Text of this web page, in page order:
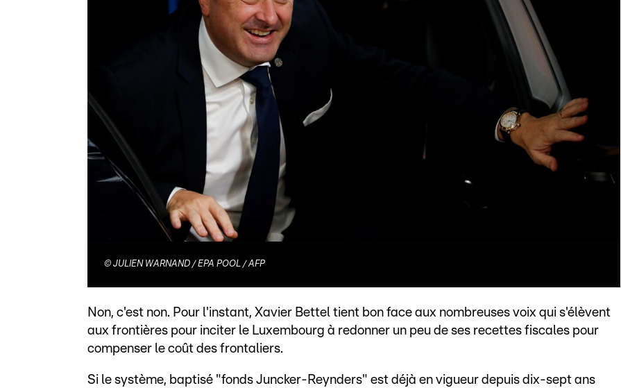
© JULIEN WARNAND / EPA POOL / AFP
Non, c'est non. Pour l'instant, Xavier Bettel tient bon face aux nombreuses voix qui s'élèvent
aux frontières pour inciter le Luxembourg à redonner un peu de ses recettes fiscales pour
compenser le coût des frontaliers.
Si le système, baptisé "fonds Juncker-Reynders" est déjà en vigueur depuis dix-sept ans